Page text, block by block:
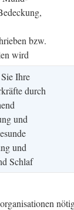
bzw.
wird
Ihre
durch
und
und
Schlaf